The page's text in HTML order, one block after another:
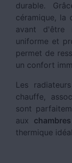
durable.
céramique, la
avant d'être
uniforme et
permet de
un confort
Les
chauffe,
sont
aux
thermique